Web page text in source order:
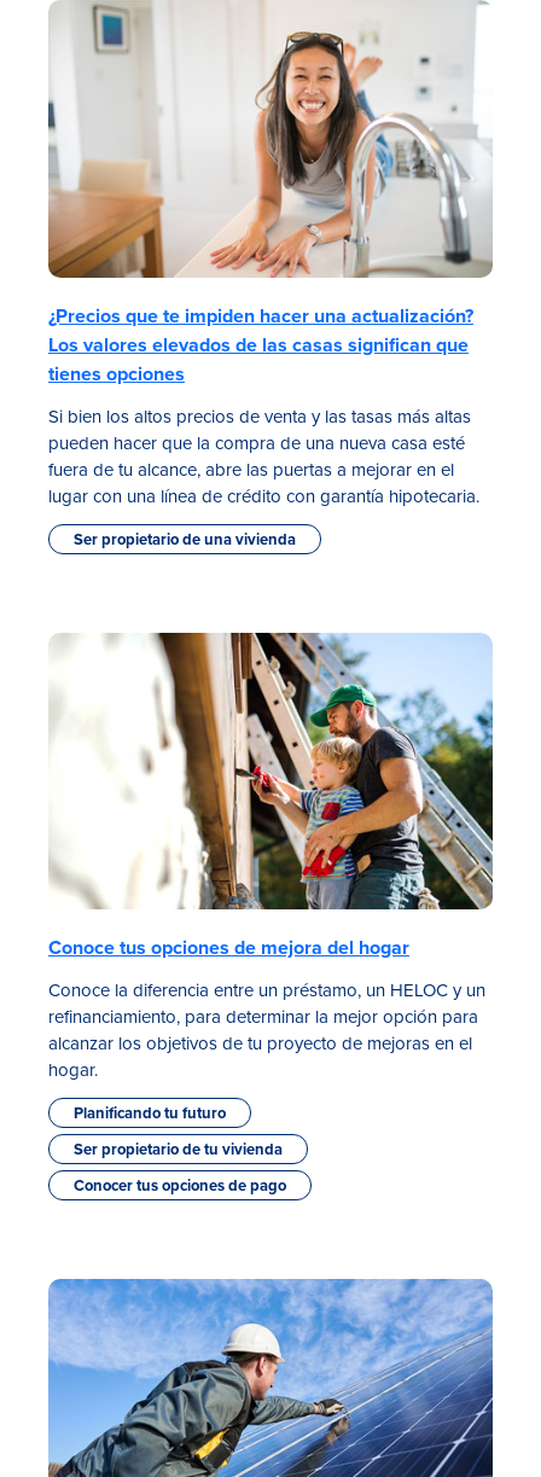
¿Precios que te impiden hacer una actualización?
Los valores elevados de las casas significan que
tienes opciones
Si bien los altos precios de venta y las tasas más altas
pueden hacer que la compra de una nueva casa esté
fuera de tu alcance, abre las puertas a mejorar en el
lugar con una línea de crédito con garantía hipotecaria.
Ser propietario de una vivienda
Conoce tus opciones de mejora del hogar
Conoce la diferencia entre un préstamo, un HELOC y un
refinanciamiento, para determinar la mejor opción para
alcanzar los objetivos de tu proyecto de mejoras en el
hogar.
Planificando tu futuro
Ser propietario de tu vivienda
Conocer tus opciones de pago